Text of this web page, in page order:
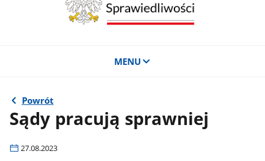
MENU
Powrót
Sądy pracują sprawniej
27.08.2023